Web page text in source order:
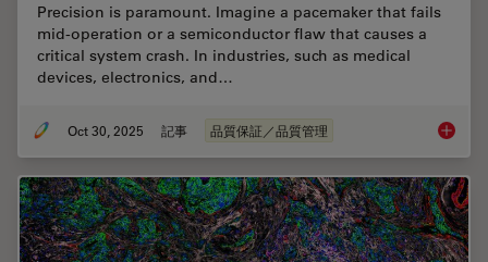
Precision is paramount. Imagine a pacemaker that fails
mid-operation or a semiconductor flaw that causes a
critical system crash. In industries, such as medical
devices, electronics, and…
Oct 30, 2025 記事 品質保証／品質管理 Quality